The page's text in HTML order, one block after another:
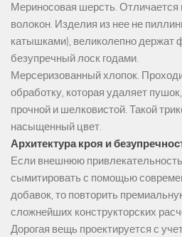
Мериносовая шерсть. Отличается
волокон. Изделия из нее не
катышками), великолепно держат
безупречный лоск годами.
Мерсеризованный хлопок.
обработку, которая удаляет
прочной и шелковистой. Такой
насыщенный цвет.
Архитектура кроя и
Если внешнюю
сымитировать с помощью
добавок, то повторить
сложнейших конструкторских
Дорогая вещь проектируется с